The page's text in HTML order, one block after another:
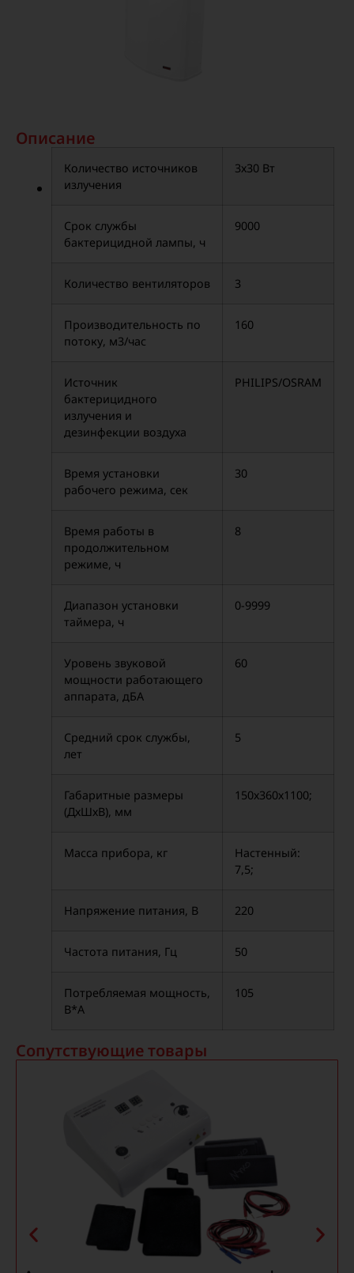
Описание
Количество источников
излучения
3х30 Вт
Срок службы
бактерицидной лампы, ч
9000
Количество вентиляторов 3
Производительность по
потоку, м3/час
160
Источник
бактерицидного
излучения и
дезинфекции воздуха
PHILIPS/OSRAM
Время установки
рабочего режима, сек
30
Время работы в
продолжительном
режиме, ч
8
Диапазон установки
таймера, ч
0-9999
Уровень звуковой
мощности работающего
аппарата, дБА
60
Средний срок службы,
лет
5
Габаритные размеры
(ДхШхВ), мм
150х360х1100;
Масса прибора, кг
Настенный:
7,5;
Напряжение питания, В 220
Частота питания, Гц 50
Потребляемая мощность,
В*А
105
Сопутствующие товары